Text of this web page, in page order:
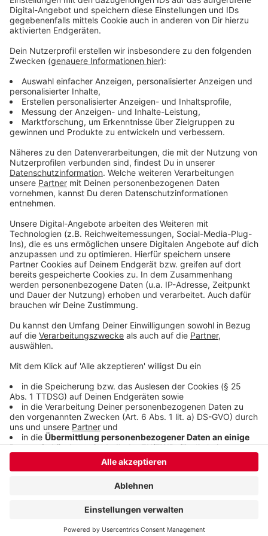
Anzeige
Dumme Fragen gibt es - wir liefern die
Anzeige
Es soll ja bekanntlich keine dummen Fragen geben.
aber: Nämlich die Antwort. Die gibt es von uns. Dazu
haben wir uns valide Experten herangeholt, die die
wirklich dummen Fragen für euch trotzdem
fachgerecht beantworten.
Anzeige
Stellt Niklas Lünebach eine dumme Frage
Anzeige
Anzeige
Anzeige